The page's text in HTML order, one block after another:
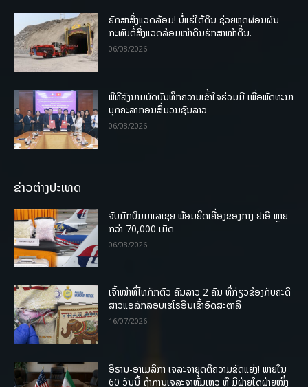
ຮັກສາສິ່ງແວດລ້ອມ! ບໍ່ແຮ່ໃຕ້ດິນ ຊ່ວຍຫຼຸດຜ່ອນຜົນ
ກະທົບຕໍ່ສິ່ງແວດລ້ອມໜ້າດິນຮັກສາໜ້າດິນ.
06/08/2026
ພິທີລົງນາມບົດບັນທຶກຄວາມເຂົ້າໃຈຮ່ວມມື ເພື່ອພັດທະນາ
ບຸກຄະລາກອນສື່ມວນຊົນລາວ
06/08/2026
ຂ່າວຕ່າງປະເທດ
ຈັບນັກບິນມາເລເຊຍ ພ້ອມຍຶດເຄື່ອງຂອງກາງ ຢາອີ ຫຼາຍ
ກວ່າ 70,000 ເມັດ
06/08/2026
ເຈົ້າໜ້າທີ່ໄທກັກຕົວ ຄົນລາວ 2 ຄົນ ທີ່ກ່ຽວຂ້ອງກັບຄະດີ
ສາວແອລັກລອບເຮໂຣອີນເຂົ້າອົດສະຕາລີ
16/07/2026
ອີຣານ-ອາເມລິກາ ເຈລະຈາຍຸດຕິຄວາມຂັດແຍ່ງ! ພາຍໃນ
60 ວັນນີ້ ຖ້າການເຈລະຈາຫຼົ້ມເຫຼວ ຫຼື ມີຝ່າຍໃດຝ່າຍໜຶ່ງ